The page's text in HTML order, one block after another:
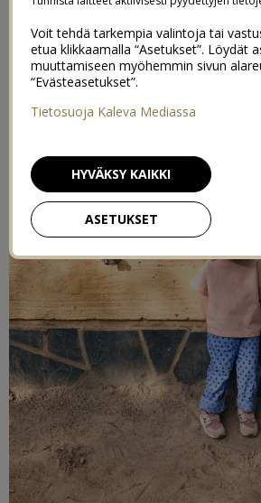
Voit tehdä tarkempia valintoja tai
etua klikkaamalla “Asetukset”. Löydät
muuttamiseen myöhemmin sivun
“Evästeasetukset”.
Tietosuoja Kaleva Mediassa
ASETUKSET
HYVÄKSY KAIKKI